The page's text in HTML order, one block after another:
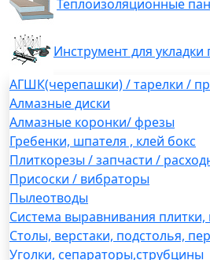
Теплоизоляционные
Инструмент для укладки
АГШК(черепашки) / тарелки /
Алмазные диски
Алмазные коронки/ фрезы
Гребенки, шпателя , клей бокс
Плиткорезы / запчасти /
Присоски / вибраторы
Пылеотводы
Система выравнивания плитки,
Столы, верстаки, подстолья,
Уголки, сепараторы,струбцины